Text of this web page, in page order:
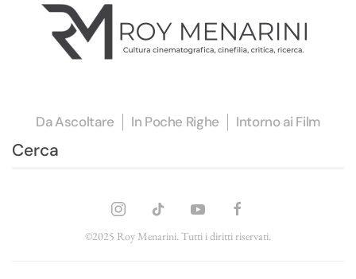
Da Ascoltare In Poche Righe Intorno ai Film
©2025 Roy Menarini. Tutti i diritti riservati.